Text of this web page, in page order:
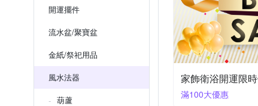
開運擺件
流水盆/聚寶盆
金紙/祭祀用品
風水法器
葫蘆
家飾衛浴開運限
滿100大優惠